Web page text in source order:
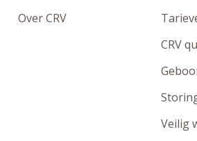
Over CRV
CRV
Veilig